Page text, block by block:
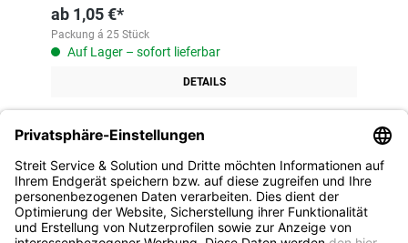
ab 1,05 €*
Packung á 25 Stück
Auf Lager – sofort lieferbar
DETAILS
1 2 3 4 5